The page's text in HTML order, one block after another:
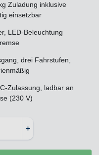
Zuladung inklusive
einsetzbar
LED-Beleuchtung
drei Fahrstufen,
Zulassung, ladbar an
(230 V)